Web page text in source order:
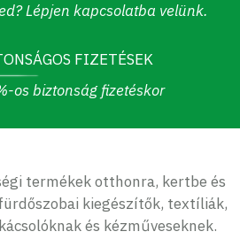
Lépjen kapcsolatba velünk.
FIZETÉSEK
os biztonság fizetéskor
termékek otthonra, kertbe és
kiegészítők, textíliák,
és kézműveseknek.